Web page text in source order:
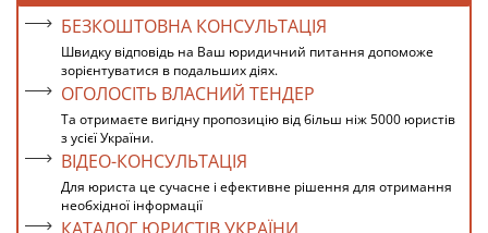
БЕЗКОШТОВНА КОНСУЛЬТАЦІЯ
Швидку відповідь на Ваш юридичний питання допоможе
зорієнтуватися в подальших діях.
ОГОЛОСІТЬ ВЛАСНИЙ ТЕНДЕР
Та отримаєте вигідну пропозицію від більш ніж 5000 юристів
з усієї України.
ВІДЕО-КОНСУЛЬТАЦІЯ
Для юриста це сучасне і ефективне рішення для отримання
необхідної інформації